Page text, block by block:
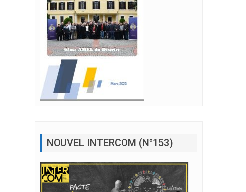
NOUVEL INTERCOM (N°153)